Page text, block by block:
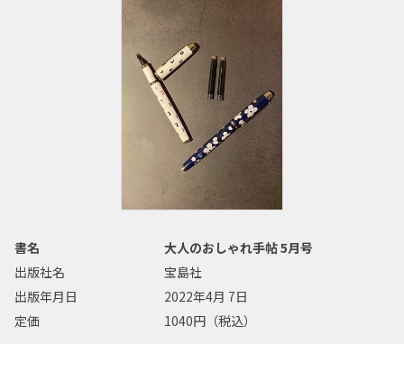
書名
大人のおしゃれ手帖 5月号
出版社名
宝島社
出版年月日
2022年4月 7日
定価
1040円（税込）